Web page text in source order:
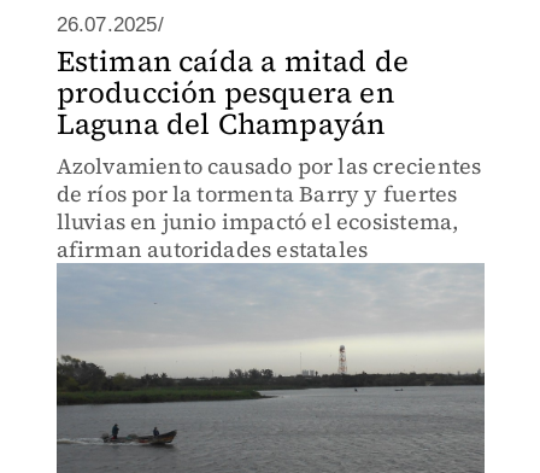
26.07.2025/
Estiman caída a mitad de
producción pesquera en
Laguna del Champayán
Azolvamiento causado por las crecientes
de ríos por la tormenta Barry y fuertes
lluvias en junio impactó el ecosistema,
afirman autoridades estatales